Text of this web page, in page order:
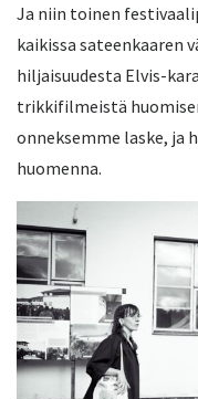
Ja niin toinen
kaikissa sateenkaaren
hiljaisuudesta Elvis-
trikkifilmeistä
onneksemme laske, ja
huomenna.